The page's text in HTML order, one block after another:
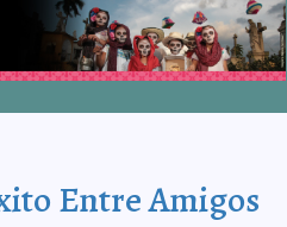
Entre Amigos